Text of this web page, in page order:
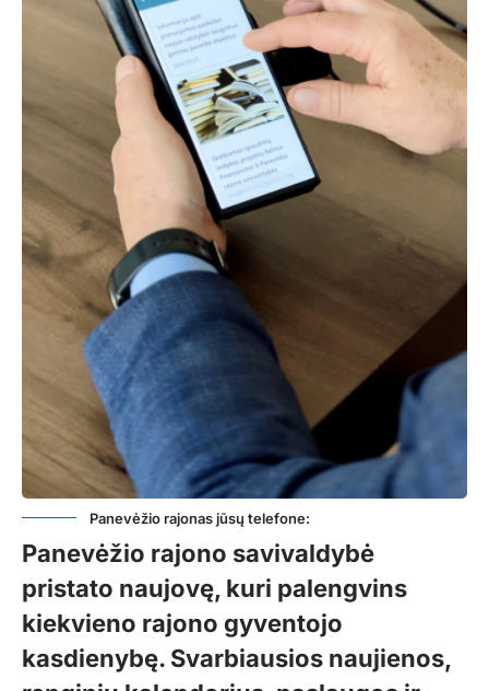
Panevėžio rajonas jūsų telefone:
Panevėžio rajono savivaldybė
pristato naujovę, kuri palengvins
kiekvieno rajono gyventojo
kasdienybę. Svarbiausios naujienos,